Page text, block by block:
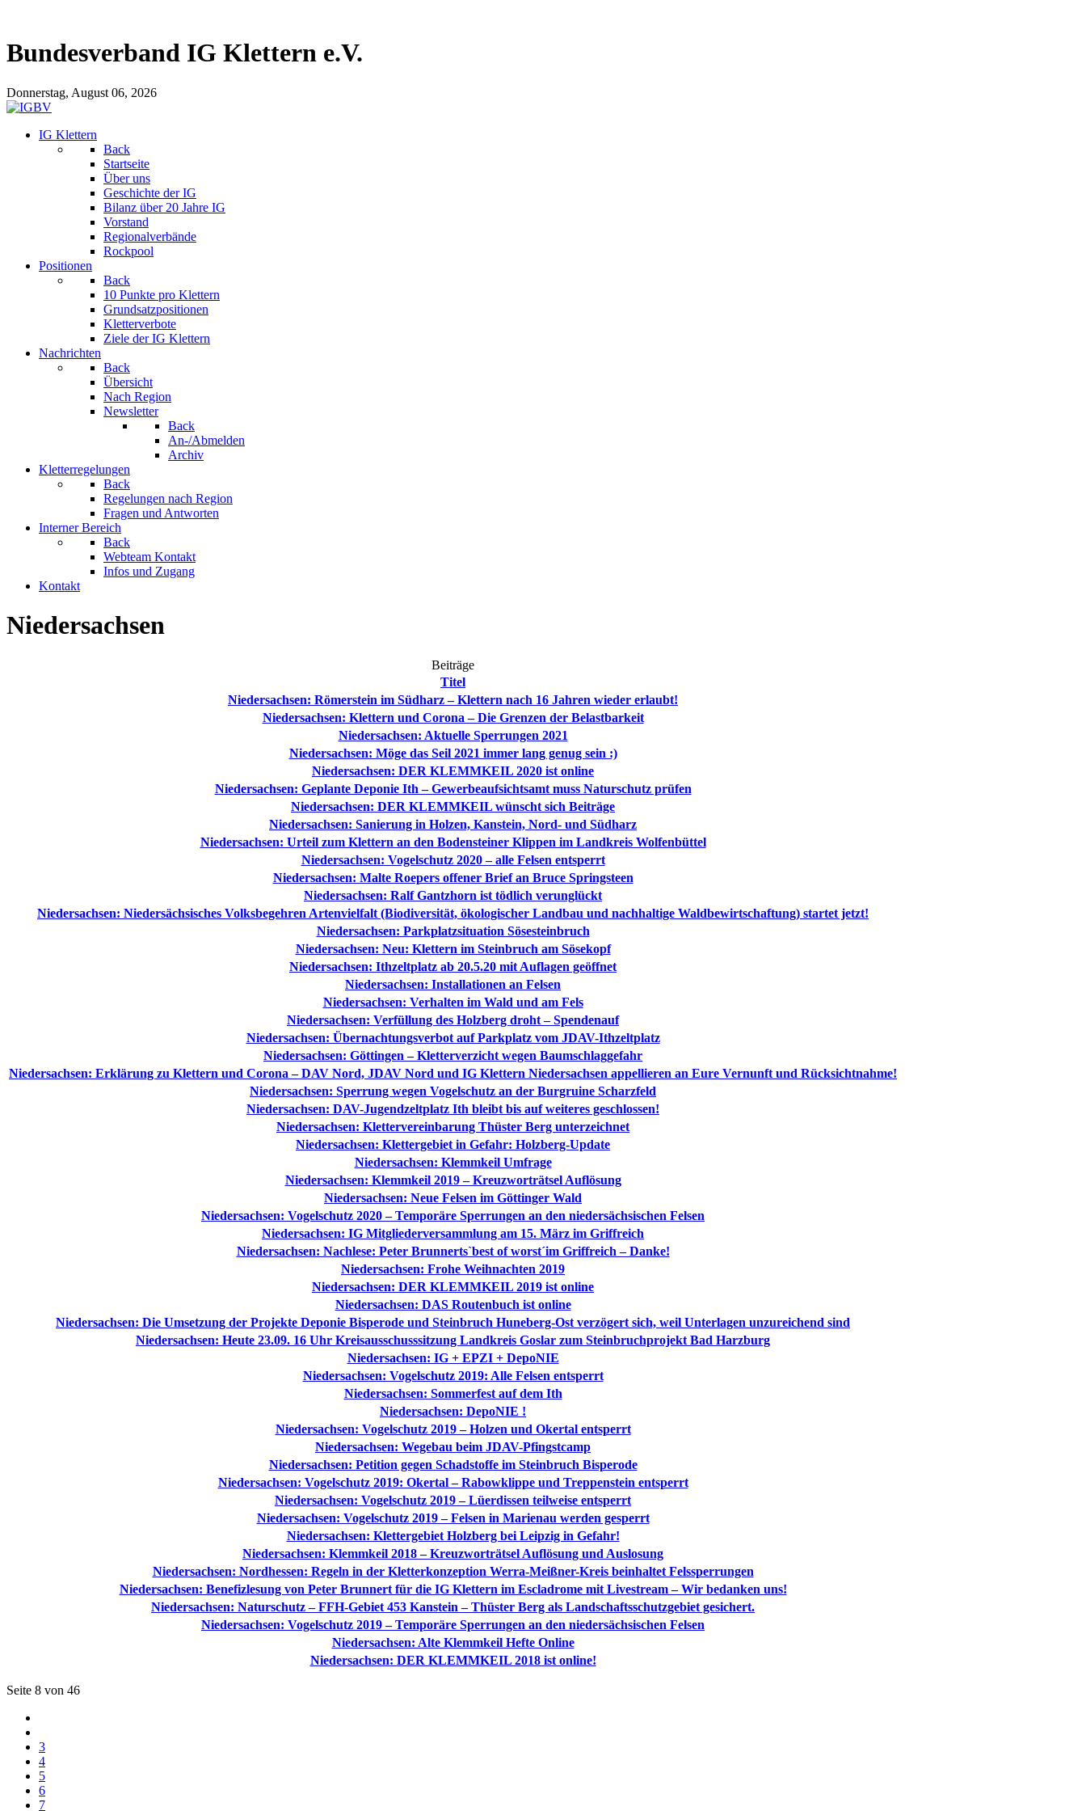
Bundesverband IG Klettern e.V.
Donnerstag, August 06, 2026
IG Klettern
Back
Startseite
Über uns
Geschichte der IG
Bilanz über 20 Jahre IG
Vorstand
Regionalverbände
Rockpool
Positionen
Back
10 Punkte pro Klettern
Grundsatzpositionen
Kletterverbote
Ziele der IG Klettern
Nachrichten
Back
Übersicht
Nach Region
Newsletter
Back
An-/Abmelden
Archiv
Kletterregelungen
Back
Regelungen nach Region
Fragen und Antworten
Interner Bereich
Back
Webteam Kontakt
Infos und Zugang
Kontakt
Niedersachsen
Beiträge
Titel
Niedersachsen: Römerstein im Südharz – Klettern nach 16 Jahren wieder erlaubt!
Niedersachsen: Klettern und Corona – Die Grenzen der Belastbarkeit
Niedersachsen: Aktuelle Sperrungen 2021
Niedersachsen: Möge das Seil 2021 immer lang genug sein :)
Niedersachsen: DER KLEMMKEIL 2020 ist online
Niedersachsen: Geplante Deponie Ith – Gewerbeaufsichtsamt muss Naturschutz prüfen
Niedersachsen: DER KLEMMKEIL wünscht sich Beiträge
Niedersachsen: Sanierung in Holzen, Kanstein, Nord- und Südharz
Niedersachsen: Urteil zum Klettern an den Bodensteiner Klippen im Landkreis Wolfenbüttel
Niedersachsen: Vogelschutz 2020 – alle Felsen entsperrt
Niedersachsen: Malte Roepers offener Brief an Bruce Springsteen
Niedersachsen: Ralf Gantzhorn ist tödlich verunglückt
Niedersachsen: Niedersächsisches Volksbegehren Artenvielfalt (Biodiversität, ökologischer Landbau und nachhaltige Waldbewirtschaftung) startet jetzt!
Niedersachsen: Parkplatzsituation Sösesteinbruch
Niedersachsen: Neu: Klettern im Steinbruch am Sösekopf
Niedersachsen: Ithzeltplatz ab 20.5.20 mit Auflagen geöffnet
Niedersachsen: Installationen an Felsen
Niedersachsen: Verhalten im Wald und am Fels
Niedersachsen: Verfüllung des Holzberg droht – Spendenauf
Niedersachsen: Übernachtungsverbot auf Parkplatz vom JDAV-Ithzeltplatz
Niedersachsen: Göttingen – Kletterverzicht wegen Baumschlaggefahr
Niedersachsen: Erklärung zu Klettern und Corona – DAV Nord, JDAV Nord und IG Klettern Niedersachsen appellieren an Eure Vernunft und Rücksichtnahme!
Niedersachsen: Sperrung wegen Vogelschutz an der Burgruine Scharzfeld
Niedersachsen: DAV-Jugendzeltplatz Ith bleibt bis auf weiteres geschlossen!
Niedersachsen: Klettervereinbarung Thüster Berg unterzeichnet
Niedersachsen: Klettergebiet in Gefahr: Holzberg-Update
Niedersachsen: Klemmkeil Umfrage
Niedersachsen: Klemmkeil 2019 – Kreuzworträtsel Auflösung
Niedersachsen: Neue Felsen im Göttinger Wald
Niedersachsen: Vogelschutz 2020 – Temporäre Sperrungen an den niedersächsischen Felsen
Niedersachsen: IG Mitgliederversammlung am 15. März im Griffreich
Niedersachsen: Nachlese: Peter Brunnerts`best of worst´im Griffreich – Danke!
Niedersachsen: Frohe Weihnachten 2019
Niedersachsen: DER KLEMMKEIL 2019 ist online
Niedersachsen: DAS Routenbuch ist online
Niedersachsen: Die Umsetzung der Projekte Deponie Bisperode und Steinbruch Huneberg-Ost verzögert sich, weil Unterlagen unzureichend sind
Niedersachsen: Heute 23.09. 16 Uhr Kreisausschusssitzung Landkreis Goslar zum Steinbruchprojekt Bad Harzburg
Niedersachsen: IG + EPZI + DepoNIE
Niedersachsen: Vogelschutz 2019: Alle Felsen entsperrt
Niedersachsen: Sommerfest auf dem Ith
Niedersachsen: DepoNIE !
Niedersachsen: Vogelschutz 2019 – Holzen und Okertal entsperrt
Niedersachsen: Wegebau beim JDAV-Pfingstcamp
Niedersachsen: Petition gegen Schadstoffe im Steinbruch Bisperode
Niedersachsen: Vogelschutz 2019: Okertal – Rabowklippe und Treppenstein entsperrt
Niedersachsen: Vogelschutz 2019 – Lüerdissen teilweise entsperrt
Niedersachsen: Vogelschutz 2019 – Felsen in Marienau werden gesperrt
Niedersachsen: Klettergebiet Holzberg bei Leipzig in Gefahr!
Niedersachsen: Klemmkeil 2018 – Kreuzworträtsel Auflösung und Auslosung
Niedersachsen: Nordhessen: Regeln in der Kletterkonzeption Werra-Meißner-Kreis beinhaltet Felssperrungen
Niedersachsen: Benefizlesung von Peter Brunnert für die IG Klettern im Escladrome mit Livestream – Wir bedanken uns!
Niedersachsen: Naturschutz – FFH-Gebiet 453 Kanstein – Thüster Berg als Landschaftsschutzgebiet gesichert.
Niedersachsen: Vogelschutz 2019 – Temporäre Sperrungen an den niedersächsischen Felsen
Niedersachsen: Alte Klemmkeil Hefte Online
Niedersachsen: DER KLEMMKEIL 2018 ist online!
Seite 8 von 46
3
4
5
6
7